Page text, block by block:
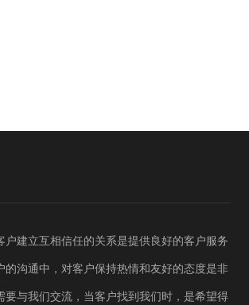
户建立互相信任的关系是提供良好的客户服务
的沟通中，对客户保持热情和友好的态度是非
要与我们交流，当客户找到我们时，是希望得